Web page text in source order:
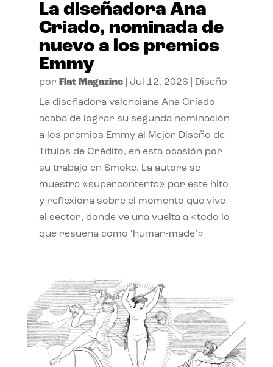
La diseñadora Ana
Criado, nominada de
nuevo a los premios
Emmy
por Flat Magazine| Jul 12, 2026 Diseño
La diseñadora valenciana Ana Criado
acaba de lograr su segunda nominación
a los premios Emmy al Mejor Diseño de
Títulos de Crédito, en esta ocasión por
su trabajo en Smoke. La autora se
muestra «supercontenta» por este hito
y reflexiona sobre el momento que vive
el sector, donde ve una vuelta a «todo lo
que resuena como ‘human-made’»